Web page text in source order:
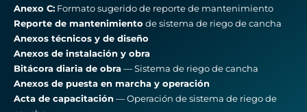
Anexo C: Formato sugerido de reporte de mantenimiento
Reporte de mantenimiento de sistema de riego de cancha
Anexos técnicos y de diseño
Anexos de instalación y obra
Bitácora diaria de obra— Sistema de riego de cancha
Anexos de puesta en marcha y operación
Acta de capacitación — Operación de sistema de riego de